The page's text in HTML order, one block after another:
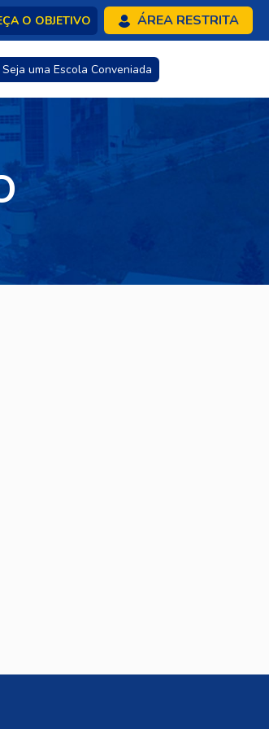
O OBJETIVO ÁREA RESTRITA
Seja uma Escola Conveniada